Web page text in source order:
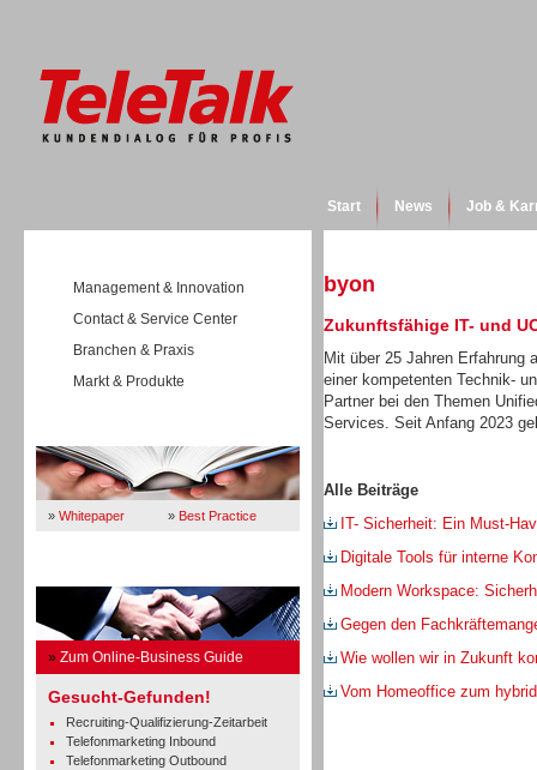
Start News Job &
Management & Innovation
Contact & Service Center
Branchen & Praxis
Markt & Produkte
» Whitepaper » Best Practice
» Zum Online-Business Guide
Gesucht-Gefunden!
Recruiting-Qualifizierung-Zeitarbeit
Telefonmarketing Inbound
Telefonmarketing Outbound
byon
Zukunftsfähige IT- und
Mit über 25 Jahren Erfahrung
einer kompetenten Technik-
Partner bei den Themen
Services. Seit Anfang 2023
Alle Beiträge
IT- Sicherheit: Ein Must-
Digitale Tools für interne
Modern Workspace:
Gegen den
Wie wollen wir in Zukunft
Vom Homeoffice zum